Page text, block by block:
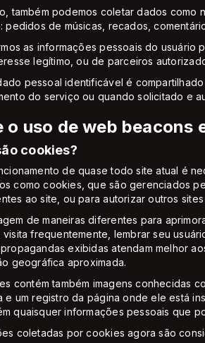
também podemos coletar dados
pedidos de músicas, recados,
as informações pessoais do usuário
legítimo, ou de parceiros
pessoal identificável é
do serviço ou quando solicitado e
o uso de web beacons
cookies?
de quase todo site atual é
como cookies, que são gerenciados
ao site, ou para autorizar outros
de maneiras diferentes para
frequentemente, lembrar seu
exibidas atendam melhor
geográfica aproximada.
contém também imagens conhecidas
e um registro da página onde ele está
quaisquer informações pessoais que
coletadas por cookies agora são